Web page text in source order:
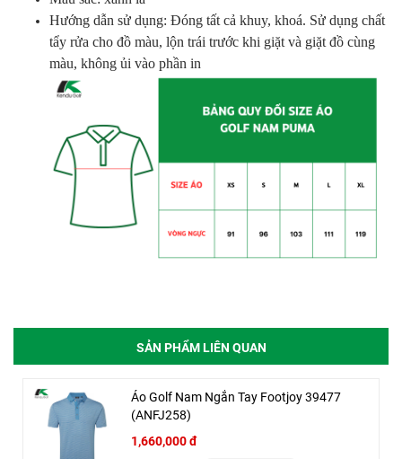
Hướng dẫn sử dụng: Đóng tất cả khuy, khoá. Sử dụng chất
tẩy rửa cho đồ màu, lộn trái trước khi giặt và giặt đồ cùng
màu, không ủi vào phần in
SẢN PHẨM LIÊN QUAN
Áo Golf Nam Ngắn Tay Footjoy 39477
(ANFJ258)
1,660,000 đ